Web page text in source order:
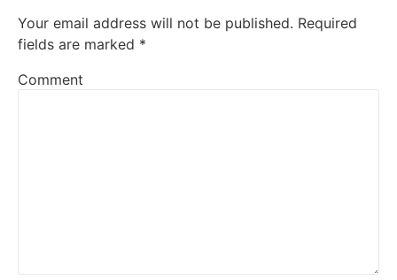
Your email address will not be published. Required
fields are marked *
Comment